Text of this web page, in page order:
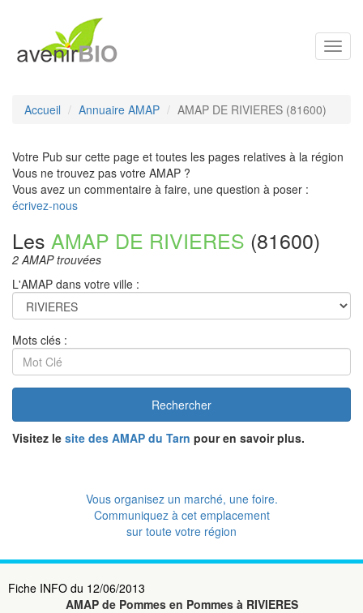
Accueil Annuaire AMAP AMAP DE RIVIERES (81600)
Votre Pub sur cette page et toutes les pages relatives à la région
Vous ne trouvez pas votre AMAP ?
Vous avez un commentaire à faire, une question à poser :
écrivez-nous
Les AMAP DE RIVIERES (81600)
2 AMAP trouvées
L'AMAP dans votre ville :
Mots clés :
Rechercher
Visitez le site des AMAP du Tarn pour en savoir plus.
Vous organisez un marché, une foire.
Communiquez à cet emplacement
sur toute votre région
Fiche INFO du 12/06/2013
AMAP de Pommes en Pommes à RIVIERES